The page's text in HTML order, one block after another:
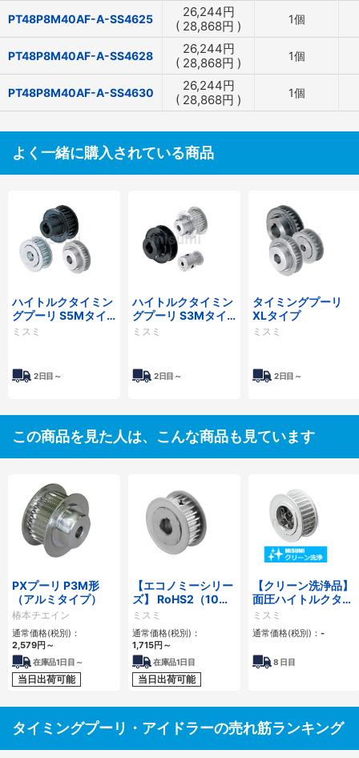
PT48P8M40AF-A-SS4625 26,244円
( 28,868円 ) 1個
PT48P8M40AF-A-SS4628 26,244円
( 28,868円 ) 1個
PT48P8M40AF-A-SS4630 26,244円
( 28,868円 ) 1個
よく一緒に購入されている商品
ハイトルクタイミン
グプーリ S5Mタイ
プ
ミスミ
2日目～
ハイトルクタイミン
グプーリ S3Mタイ
プ
ミスミ
2日目～
タイミングプーリ
XLタイプ
ミスミ
2日目～
この商品を見た人は、こんな商品も見ています
PXプーリ P3M形
（アルミタイプ）
椿本チエイン
通常価格(税別)：
2,579円 ～
在庫品1日目～
当日出荷可能
【エコノミーシリー
ズ】 RoHS2（10物
質）対応 タイミング
プーリ S8Mタイプ
ミスミ
通常価格(税別)：
1,715円 ～
在庫品1日目
当日出荷可能
【クリーン洗浄品】
面圧ハイトルクタイ
ミングプーリ S3Ｍ
タイプ-メカロック
スタンダード組込
ミスミ
通常価格(税別)： -
8 日目
タイミングプーリ・アイドラーの売れ筋ランキング